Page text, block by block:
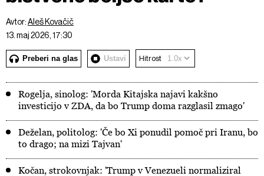
Avtor:Aleš Kovačič
13. maj 2026, 17:30
Preberi na glas Ustavi Hitrost
Rogelja, sinolog: 'Morda Kitajska najavi kakšno
investicijo v ZDA, da bo Trump doma razglasil zmago'
Deželan, politolog: 'Če bo Xi ponudil pomoč pri Iranu, bo
to drago; na mizi Tajvan'
Kočan, strokovnjak: 'Trump v Venezueli normaliziral